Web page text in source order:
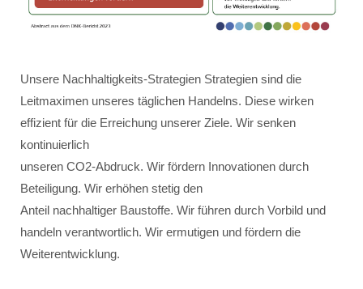
Unsere Nachhaltigkeits-Strategien Strategien sind die
Leitmaximen unseres täglichen Handelns. Diese wirken
effizient für die Erreichung unserer Ziele. Wir senken
kontinuierlich
unseren CO2-Abdruck. Wir fördern Innovationen durch
Beteiligung. Wir erhöhen stetig den
Anteil nachhaltiger Baustoffe. Wir führen durch Vorbild und
handeln verantwortlich. Wir ermutigen und fördern die
Weiterentwicklung.